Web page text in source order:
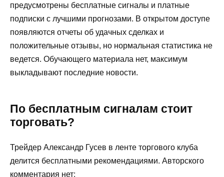
предусмотрены бесплатные сигналы и платные
подписки с лучшими прогнозами. В открытом доступе
появляются отчеты об удачных сделках и
положительные отзывы, но нормальная статистика не
ведется. Обучающего материала нет, максимум
выкладывают последние новости.
По бесплатным сигналам стоит
торговать?
Трейдер Александр Гусев в ленте торгового клуба
делится бесплатными рекомендациями. Авторского
комментария нет: